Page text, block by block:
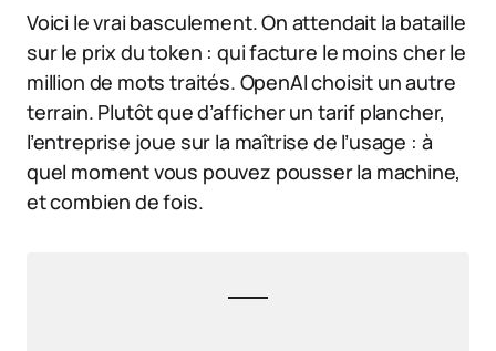
Voici le vrai basculement. On attendait la bataille
sur le prix du token : qui facture le moins cher le
million de mots traités. OpenAI choisit un autre
terrain. Plutôt que d’afficher un tarif plancher,
l’entreprise joue sur la maîtrise de l’usage : à
quel moment vous pouvez pousser la machine,
et combien de fois.